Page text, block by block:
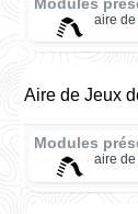
Modules
aire
Aire de Jeux
Modules
aire